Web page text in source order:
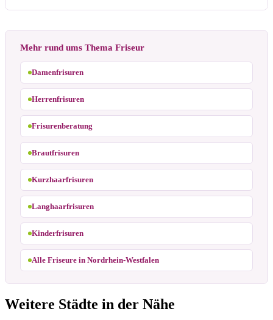
Mehr rund ums Thema Friseur
Damenfrisuren
Herrenfrisuren
Frisurenberatung
Brautfrisuren
Kurzhaarfrisuren
Langhaarfrisuren
Kinderfrisuren
Alle Friseure in Nordrhein-Westfalen
Weitere Städte in der Nähe